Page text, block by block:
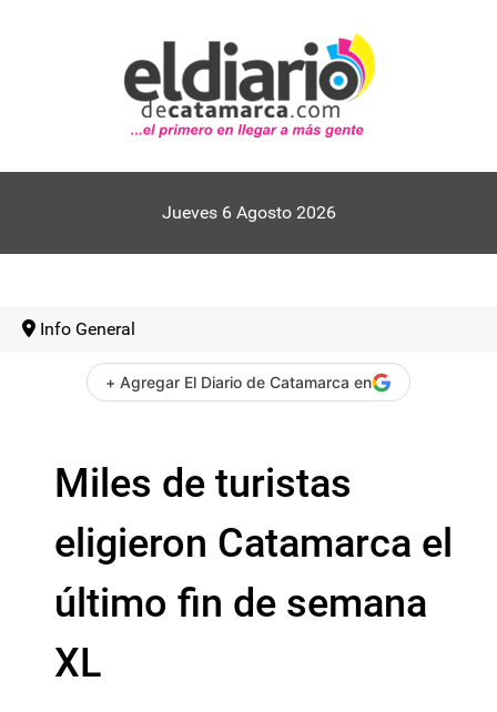
Jueves 6 Agosto 2026
Info General
+ Agregar El Diario de Catamarca en
Miles de turistas
eligieron Catamarca el
último fin de semana
XL